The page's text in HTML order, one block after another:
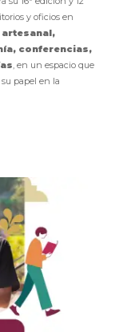
y oficios en
conferencias,
, en un espacio que
papel en la